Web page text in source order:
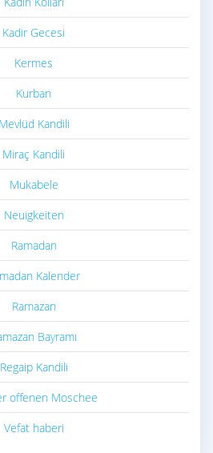
Kadir Gecesi
Kermes
Kurban
Mevlüd Kandili
Miraç Kandili
Mukabele
Neuigkeiten
Ramadan
Kalender
Ramazan
Bayramı
Regaip Kandili
offenen Moschee
Vefat haberi